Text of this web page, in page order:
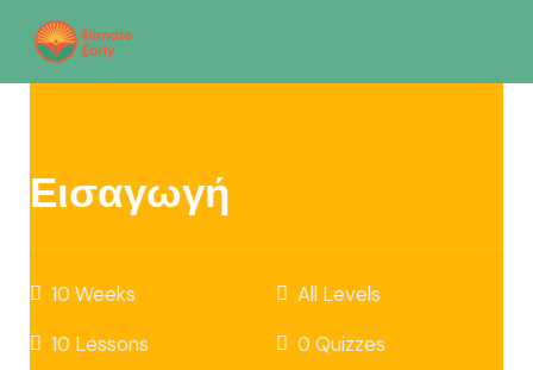
Εισαγωγή
10 Weeks
All Levels
10 Lessons
0 Quizzes